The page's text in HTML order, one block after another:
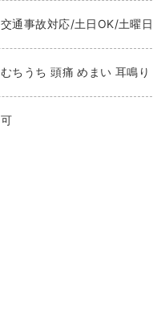
交通事故対応/土日OK/土曜
むちうち 頭痛 めまい 耳鳴
可